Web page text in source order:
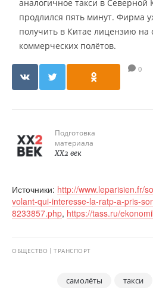
аналогичное такси в Северной
продлился пять минут. Фирма
получить в Китае лицензию на
коммерческих полётов.
0
Подготовка
материала
XX2 век
Источники: http://www.leparisien.fr/
volant-qui-interesse-la-ratp-a-pris-
8233857.php, https://tass.ru/
ОБЩЕСТВО ТРАНСПОРТ
самолёты такси